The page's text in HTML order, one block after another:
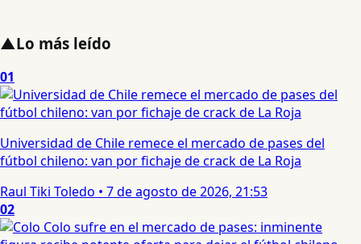
▲Lo más leído
01
Universidad de Chile remece el mercado de pases del
fútbol chileno: van por fichaje de crack de La Roja
Raul Tiki Toledo • 7 de agosto de 2026, 21:53
02